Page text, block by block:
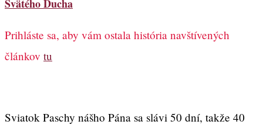
Svätého Ducha
Prihláste sa, aby vám ostala história navštívených
článkov tu
Sviatok Paschy nášho Pána sa slávi 50 dní, takže 40